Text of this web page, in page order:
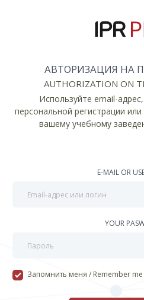
АВТОРИЗАЦИЯ НА
AUTHORIZATION ON
Используйте email-
персональной регистрации
вашему учебному
E-MAIL OR
YOUR
Запомнить меня / Remember me